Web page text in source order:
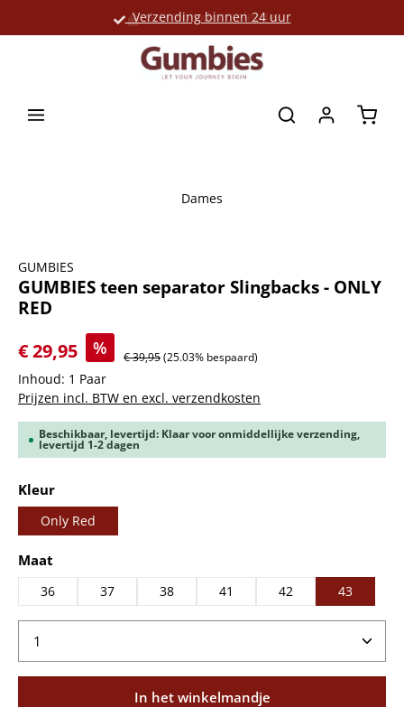
Verzending binnen 24 uur
Grote productselectie
Dames
GUMBIES
GUMBIES teen separator Slingbacks - ONLY
RED
€ 29,95
% € 39,95(25.03% bespaard)
Inhoud: 1 Paar
Prijzen incl. BTW en excl. verzendkosten
Beschikbaar, levertijd: Klaar voor onmiddellijke verzending,
levertijd 1-2 dagen
Selecteer
Kleur
Only Red
Selecteer
Maat
36 37 38 41 42 43
Producthoeveelheid: Voer de gewenste
In het winkelmandje